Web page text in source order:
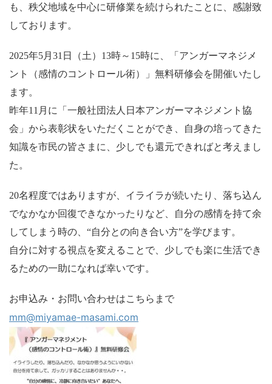
も、秩父地域を中心に研修業を続けられたことに、感謝致
しております。
2025年5月31日（土）13時～15時に、「アンガーマネジメ
ント（感情のコントロール術）」無料研修会を開催いたし
ます。
昨年11月に「一般社団法人日本アンガーマネジメント協
会」から表彰状をいただくことができ、自身の培ってきた
知識を市民の皆さまに、少しでも還元できればと考えまし
た。
20名程度ではありますが、イライラが続いたり、落ち込ん
でなかなか回復できなかったりなど、自分の感情を持て余
してしまう時の、“自分との向き合い方”を学びます。
自分に対する視点を変えることで、少しでも楽に生活でき
るための一助になれば幸いです。
お申込み・お問い合わせはこちらまで
mm@miyamae-masami.com